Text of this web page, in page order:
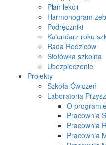
Plan lekcji
Harmonogram
Podręczniki
Kalendarz roku
Rada Rodziców
Stołówka szkolna
Ubezpieczenie
Projekty
Szkoła Ćwiczeń
Laboratoria
O programie
Pracownia
Pracownia
Pracownia